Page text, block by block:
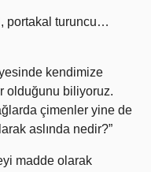
portakal turuncu…
kendimize
olduğunu biliyoruz.
çimenler yine de
aslında nedir?”
madde olarak